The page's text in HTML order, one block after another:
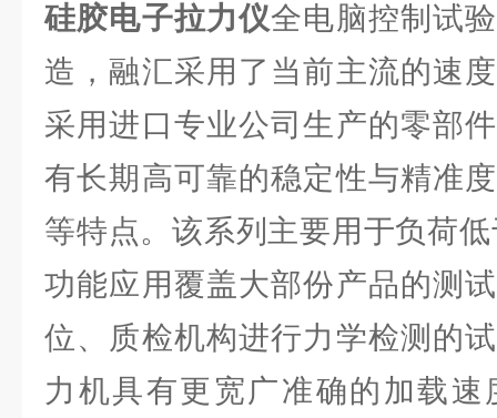
硅胶电子拉力仪全电脑控制试
造，融汇采用了当前主流的速
采用进口专业公司生产的零部
有长期高可靠的稳定性与精准
等特点。该系列主要用于负荷
功能应用覆盖大部份产品的测
位、质检机构进行力学检测的
力机具有更宽广准确的加载